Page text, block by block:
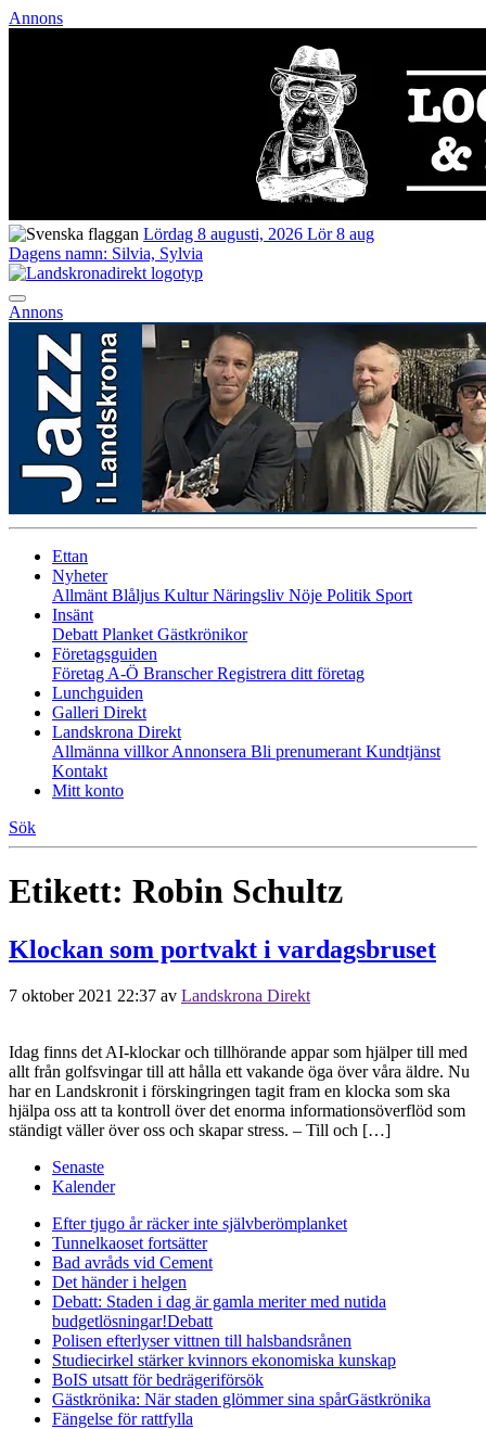
Annons
Lördag 8 augusti, 2026 Lör 8 aug
Dagens namn: Silvia, Sylvia
Annons
Ettan
Nyheter
Allmänt Blåljus KulturNäringsliv Nöje Politik Sport
Insänt
Debatt Planket Gästkrönikor
Företagsguiden
Företag A-Ö BranscherRegistrera ditt företag
Lunchguiden
Galleri Direkt
Landskrona Direkt
Allmänna villkorAnnonsera Bli prenumerant Kundtjänst
Kontakt
Mitt konto
Sök
Etikett: Robin Schultz
Klockan som portvakt i vardagsbruset
7 oktober 2021 22:37 av Landskrona Direkt
Idag finns det AI-klockar och tillhörande appar som hjälper till med
allt från golfsvingar till att hålla ett vakande öga över våra äldre. Nu
har en Landskronit i förskingringen tagit fram en klocka som ska
hjälpa oss att ta kontroll över det enorma informationsöverflöd som
ständigt väller över oss och skapar stress. – Till och […]
Senaste
Kalender
Efter tjugo år räcker inte självberömplanket
Tunnelkaoset fortsätter
Bad avråds vid Cement
Det händer i helgen
Debatt: Staden i dag är gamla meriter med nutida
budgetlösningar!Debatt
Polisen efterlyser vittnen till halsbandsrånen
Studiecirkel stärker kvinnors ekonomiska kunskap
BoIS utsatt för bedrägeriförsök
Gästkrönika: När staden glömmer sina spårGästkrönika
Fängelse för rattfylla